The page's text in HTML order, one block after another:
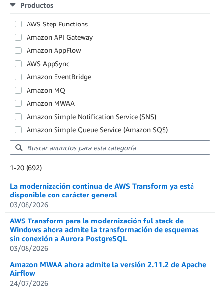
Productos
AWS Step Functions
Amazon API Gateway
Amazon AppFlow
AWS AppSync
Amazon EventBridge
Amazon MQ
Amazon MWAA
Amazon Simple Notification Service (SNS)
Amazon Simple Queue Service (Amazon SQS)
1-20 (692)
Showing results: 1-20
La modernización continua de AWS Transform ya está
disponible con carácter general
03/08/2026
AWS Transform para la modernización ful stack de
Windows ahora admite la transformación de esquemas
sin conexión a Aurora PostgreSQL
03/08/2026
Amazon MWAA ahora admite la versión 2.11.2 de Apache
Airflow
24/07/2026